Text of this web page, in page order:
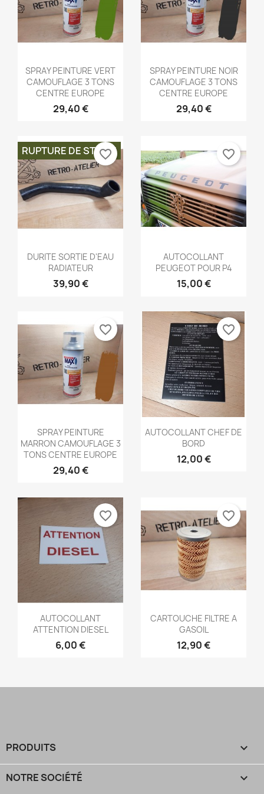
Aperçu rapide
SPRAY PEINTURE VERT
CAMOUFLAGE 3 TONS
CENTRE EUROPE
29,40 €
Aperçu rapide
SPRAY PEINTURE NOIR
CAMOUFLAGE 3 TONS
CENTRE EUROPE
29,40 €
Aperçu rapide
DURITE SORTIE D'EAU
RADIATEUR
39,90 €
RUPTURE DE STOCK
favorite_border
Aperçu rapide
AUTOCOLLANT
PEUGEOT POUR P4
15,00 €
favorite_border
Aperçu rapide
SPRAY PEINTURE
MARRON CAMOUFLAGE 3
TONS CENTRE EUROPE
29,40 €
favorite_border
Aperçu rapide
AUTOCOLLANT CHEF DE
BORD
12,00 €
favorite_border
Aperçu rapide
AUTOCOLLANT
ATTENTION DIESEL
6,00 €
favorite_border
Aperçu rapide
CARTOUCHE FILTRE A
GASOIL
12,90 €
favorite_border
PRODUITS 
NOTRE SOCIÉTÉ 